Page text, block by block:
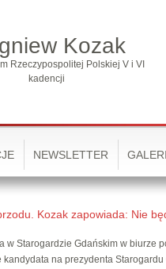
Kozak
Rzeczypospolitej Polskiej V i VI
kadencji
NEWSLETTER
Kozak zapowiada: Nie
w Starogardzie Gdańskim w biurze
kandydata na prezydenta